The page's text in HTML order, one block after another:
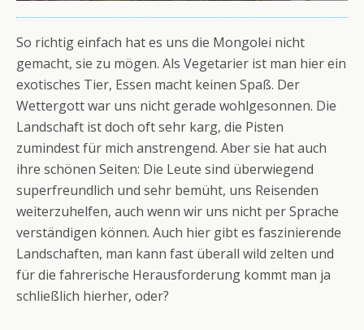
So richtig einfach hat es uns die Mongolei nicht
gemacht, sie zu mögen. Als Vegetarier ist man hier ein
exotisches Tier, Essen macht keinen Spaß. Der
Wettergott war uns nicht gerade wohlgesonnen. Die
Landschaft ist doch oft sehr karg, die Pisten
zumindest für mich anstrengend. Aber sie hat auch
ihre schönen Seiten: Die Leute sind überwiegend
superfreundlich und sehr bemüht, uns Reisenden
weiterzuhelfen, auch wenn wir uns nicht per Sprache
verständigen können. Auch hier gibt es faszinierende
Landschaften, man kann fast überall wild zelten und
für die fahrerische Herausforderung kommt man ja
schließlich hierher, oder?